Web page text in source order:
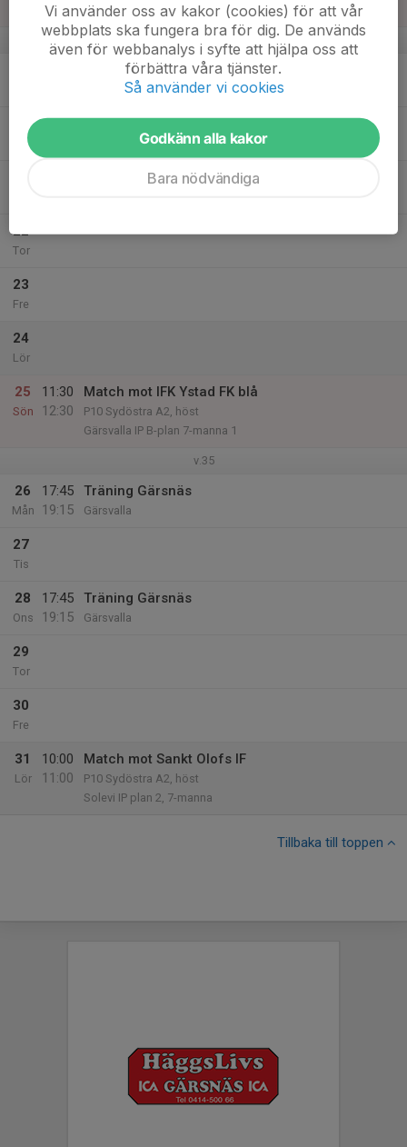
Charlottenlunds IP B-plan 7-manna 2
v.34
Träning Gärsnäs
Gärsvalla
Tis
Träning Gärsnäs
22
Tor
23
Fre
24
Lör
25
Sön
11:30
12:30
Match mot IFK Ystad FK blå
P10 Sydöstra A2, höst
Gärsvalla IP B-plan 7-manna 1
v.35
26
Mån
17:45
19:15
Träning Gärsnäs
Gärsvalla
27
Tis
28
Ons
17:45
19:15
Träning Gärsnäs
Gärsvalla
29
Tor
30
Fre
31
Lör
10:00
11:00
Match mot Sankt Olofs IF
P10 Sydöstra A2, höst
Solevi IP plan 2, 7-manna
Tillbaka till toppen
Vi använder oss av kakor (cookies) för att vår
webbplats ska fungera bra för dig. De används
även för webbanalys i syfte att hjälpa oss att
förbättra våra tjänster.
Så använder vi cookies
Godkänn alla kakor
Bara nödvändiga